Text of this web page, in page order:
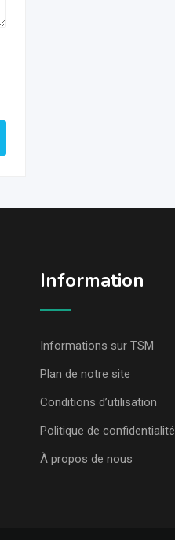
Information
Informations sur TSM
Plan de notre site
Conditions d’utilisation
Politique de confidentialité
À propos de nous